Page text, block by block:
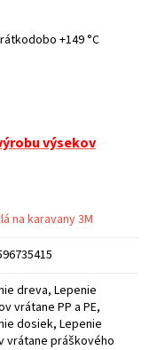
+149 °C
výsekov
na karavany 3M
dreva, Lepenie
vrátane PP a PE,
dosiek, Lepenie
vrátane práškového